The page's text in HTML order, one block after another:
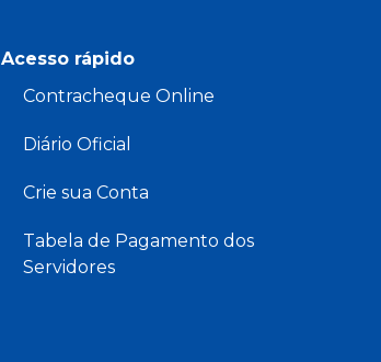
Acesso rápido
Contracheque Online
Diário Oficial
Crie sua Conta
Tabela de Pagamento dos
Servidores